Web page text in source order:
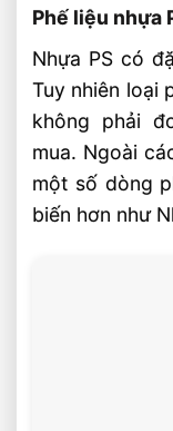
Phế liệu nhựa
Nhựa PS có
Tuy nhiên loại
không phải
mua. Ngoài
một số dòng
biến hơn như